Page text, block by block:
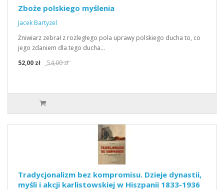
Zboże polskiego myślenia
Jacek Bartyzel
Żniwiarz zebrał z rozległego pola uprawy polskiego ducha to, co
jego zdaniem dla tego ducha…
52,00 zł
54,00 zł
Tradycjonalizm bez kompromisu. Dzieje dynastii,
myśli i akcji karlistowskiej w Hiszpanii 1833-1936